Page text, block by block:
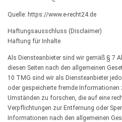
Quelle: https://www.e-recht24.de
Haftungsausschluss (Disclaimer)
Haftung für Inhalte
Als Diensteanbieter sind wir gemäß § 7
diesen Seiten nach den allgemeinen
10 TMG sind wir als Diensteanbieter
oder gespeicherte fremde Informationen
Umständen zu forschen, die auf eine
Verpflichtungen zur Entfernung oder
Informationen nach den allgemeinen